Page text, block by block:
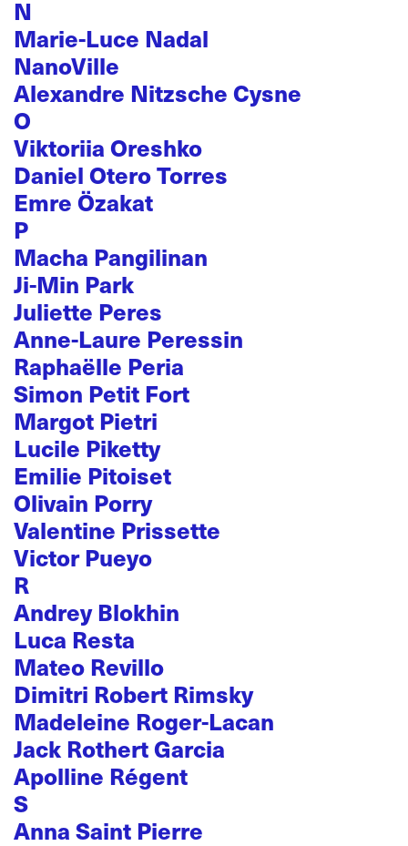
N
Marie-Luce Nadal
NanoVille
Alexandre Nitzsche Cysne
O
Viktoriia Oreshko
Daniel Otero Torres
Emre Özakat
P
Macha Pangilinan
Ji-Min Park
Juliette Peres
Anne-Laure Peressin
Raphaëlle Peria
Simon Petit Fort
Margot Pietri
Lucile Piketty
Emilie Pitoiset
Olivain Porry
Valentine Prissette
Victor Pueyo
R
Andrey Blokhin
Luca Resta
Mateo Revillo
Dimitri Robert Rimsky
Madeleine Roger-Lacan
Jack Rothert Garcia
Apolline Régent
S
Anna Saint Pierre